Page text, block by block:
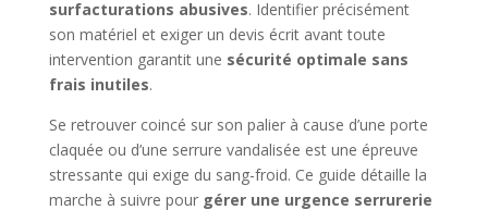
surfacturations abusives. Identifier précisément
son matériel et exiger un devis écrit avant toute
intervention garantit une sécurité optimale sans
frais inutiles.
Se retrouver coincé sur son palier à cause d’une porte
claquée ou d’une serrure vandalisée est une épreuve
stressante qui exige du sang-froid. Ce guide détaille la
marche à suivre pour gérer une urgence serrurerie